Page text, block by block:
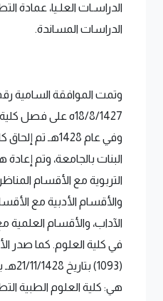
الدراسـات العلـيا، عمادة
الدراسات المساندة.
18/8/1427ه على فصل
وفي عام 1428هـ
البنات بالجامعة، وتم
التربوية مع الأقسام
والأقسام الأدبية مع
الآداب، والأقسام العلمية
في كلية العلوم. كما صدر
هي: كلية العلوم الطبية